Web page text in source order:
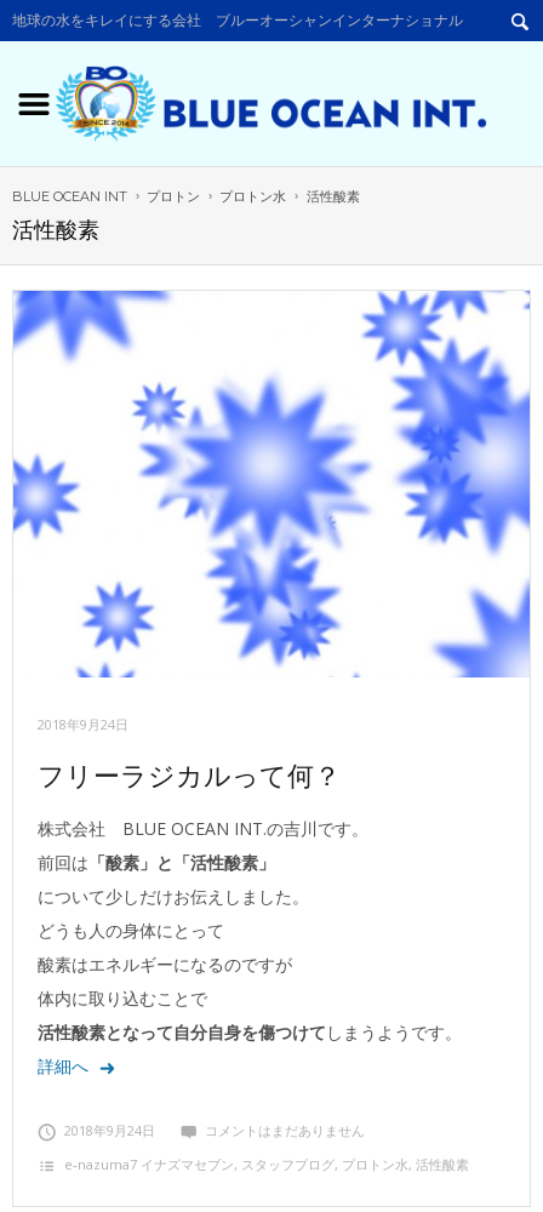
地球の水をキレイにする会社 ブルーオーシャンインターナショナル
BLUE OCEAN INT プロトン プロトン水 活性酸素
活性酸素
2018年9月24日
フリーラジカルって何？
株式会社 BLUE OCEAN INT.の吉川です。
前回は 「酸素」と「活性酸素」
について少しだけお伝えしました。
どうも人の身体にとって
酸素はエネルギーになるのですが
体内に取り込むことで
活性酸素となって自分自身を傷つけて しまうようです。
詳細へ
2018年9月24日
コメントはまだありません
e‐nazuma7 イナズマセブン, スタッフブログ, プロトン水, 活性酸素